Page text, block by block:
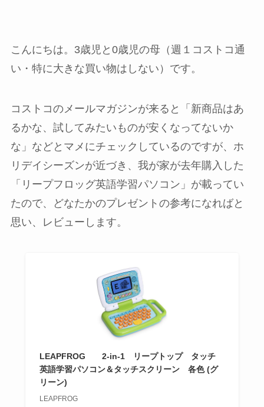
こんにちは。3歳児と0歳児の母（週１コストコ通
い・特に大きな買い物はしない）です。
コストコのメールマガジンが来ると「新商品はあ
るかな、試してみたいものが安くなってないか
な」などとマメにチェックしているのですが、ホ
リデイシーズンが近づき、我が家が去年購入した
「 リープフロッグ英語学習パソコン 」が載ってい
たので、どなたかのプレゼントの参考になればと
思い、レビューします。
LEAPFROG 2-in-1 リープトップ タッチ
英語学習パソコン＆タッチスクリーン 各色 (グ
リーン)
LEAPFROG